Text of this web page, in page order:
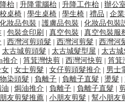
枱 | 升降電腦枱 | 升降工作枱 | 辦公
桌椅 | 學生桌椅 | 學生椅 | 禮品 | 企
化妝品包裝 | 護膚品包裝 | 化妝品包裝
| 包裝盒印刷 | 真空包裝 | 真空包裝服
| 西灣河剪頭髮 | 西灣河剪髮 | 西灣河
太古城剪頭髮 | 太古城髮型屋 | 太古城
推介 | 筲箕灣快剪 | 西灣河快剪 | 筲箕
女 | 女士剪髮 | 女仔剪頭髮推介 | 男士
染頭髮 | 負離子 | 負離子直髮 | 燙髮 |
| 焗油推介 | 負離子 | 負離子直髮 |
友剪髮推薦 | 小朋友剪髮 | 幫小朋友